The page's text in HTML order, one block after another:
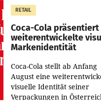
Der Umsatz stieg im
zur Vorjahresperiode
RETAIL
Coca-Cola präsentiert
weiterentwickelte
Markenidentität
Coca-Cola stellt ab Anfang
August eine
visuelle Identität seiner
Verpackungen in